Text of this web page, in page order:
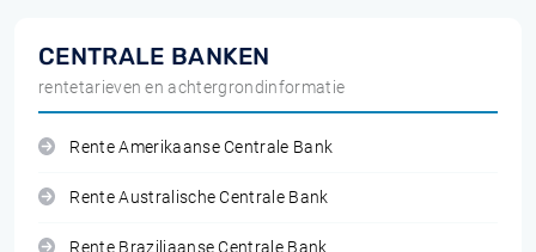
CENTRALE BANKEN
rentetarieven en achtergrondinformatie
Rente Amerikaanse Centrale Bank
Rente Australische Centrale Bank
Rente Braziliaanse Centrale Bank